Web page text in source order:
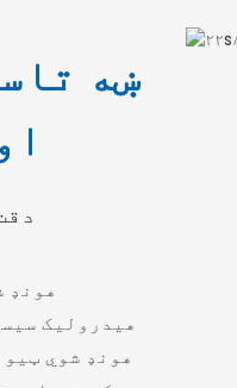
ښه
او
هونډ
هیدرولیک
هونډ شوي